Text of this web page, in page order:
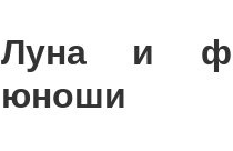
Луна и
юноши